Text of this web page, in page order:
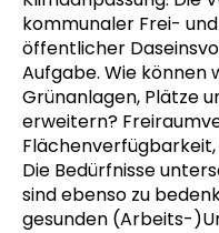
kommunaler Frei-
öffentlicher
Aufgabe. Wie können
Grünanlagen, Plätze
erweitern?
Die Bedürfnisse
sind ebenso zu
gesunden (Arbeits-